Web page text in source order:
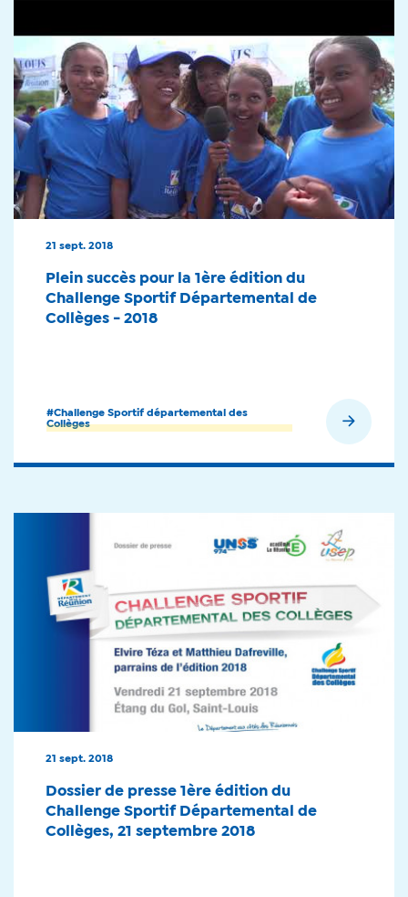
#Challenge Sportif départemental des
Collèges
21 sept. 2018
Plein succès pour la 1ère édition du
Challenge Sportif Départemental de
Collèges - 2018
En savoir plus
21 sept. 2018
Dossier de presse 1ère édition du
Challenge Sportif Départemental de
Collèges, 21 septembre 2018